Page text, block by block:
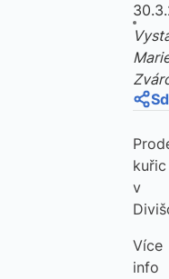
kuřic
v
Více
info